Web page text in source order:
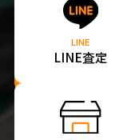
LINE
LINE査定